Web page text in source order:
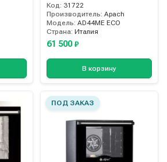
Код: 31722
Производитель: Apach
Модель: AD44ME ECO
Страна: Италия
61 500 ₽
В корзину
ПОД ЗАКАЗ